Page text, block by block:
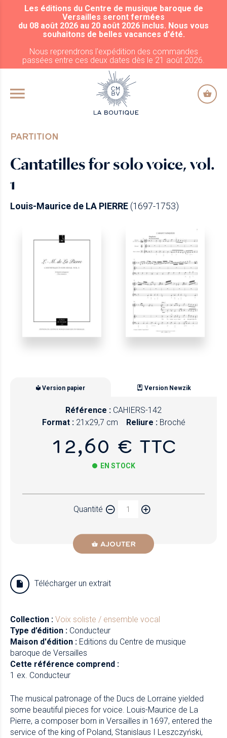
ALLER AU CONTENU PRINCIPAL
Les éditions du Centre de musique baroque de
Versailles seront fermées
du 08 août 2026 au 20 août 2026 inclus. Nous vous
souhaitons de belles vacances d'été.
Nous reprendrons l'expédition des commandes
passées entre ces deux dates dès le 21 août 2026.
PARTITION
Cantatilles for solo voice, vol.
1
Louis-Maurice de LA PIERRE(1697-1753)
Version papier Version Newzik
Référence : CAHIERS-142
Format : 21x29,7 cm Reliure : Broché
12,60 € TTC
EN STOCK
Quantité
AJOUTER
Télécharger un extrait
Collection : Voix soliste / ensemble vocal
Type d’édition : Conducteur
Maison d'édition : Editions du Centre de musique
baroque de Versailles
Cette référence comprend :
1 ex. Conducteur
The musical patronage of the Ducs de Lorraine yielded
some beautiful pieces for voice. Louis-Maurice de La
Pierre, a composer born in Versailles in 1697, entered the
service of the king of Poland, Stanislaus I Leszczyński,